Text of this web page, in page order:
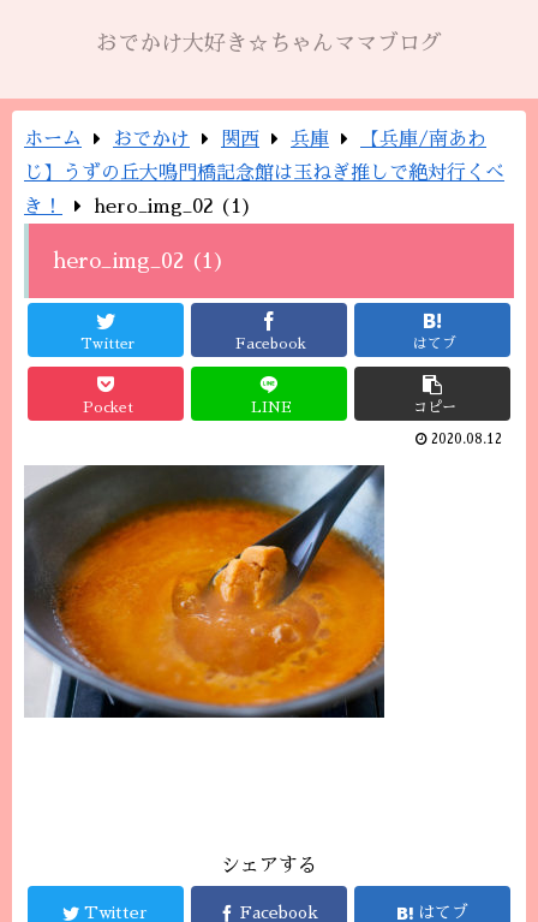
おでかけ大好き☆ちゃんママブログ
ホーム おでかけ 関西 兵庫
【兵庫/南あわ
じ】うずの丘大鳴門橋記念館は玉ねぎ推しで絶対行くべ
き！
hero_img_02 (1)
hero_img_02 (1)
Twitter Facebook はてブ
Pocket LINE コピー
2020.08.12
シェアする
Twitter Facebook はてブ